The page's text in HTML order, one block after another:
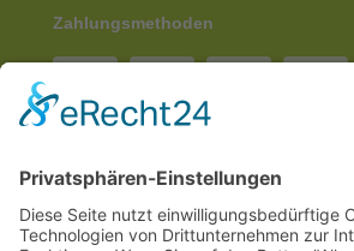
Zahlungsmethoden